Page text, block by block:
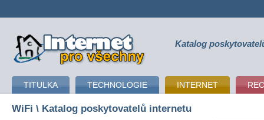
připojení k internetu Katalog
TITULKA TECHNOLOGIE INTERNET
WiFi \ Katalog poskytovatelů internetu